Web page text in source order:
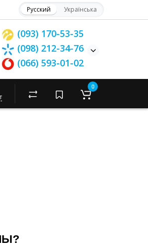
Русский Українська
(093) 170-53-35
(098) 212-34-76
(066) 593-01-02
0
0,6 мм